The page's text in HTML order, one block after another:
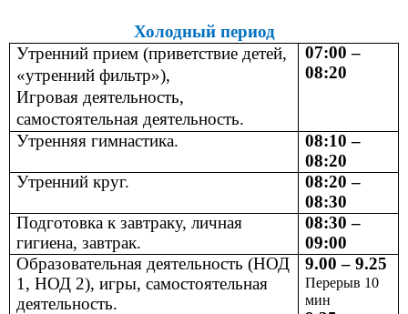
Холодный период
Утренний прием (приветствие детей,
«утренний фильтр»),
Игровая деятельность,
самостоятельная деятельность.
07:00 –
08:20
Утренняя гимнастика.
08:10 –
08:20
Утренний круг.
08:20 –
08:30
Подготовка к завтраку, личная
гигиена, завтрак.
08:30 –
09:00
Образовательная деятельность (НОД
1, НОД 2), игры, самостоятельная
деятельность.
9.00 – 9.25
Перерыв 10
мин